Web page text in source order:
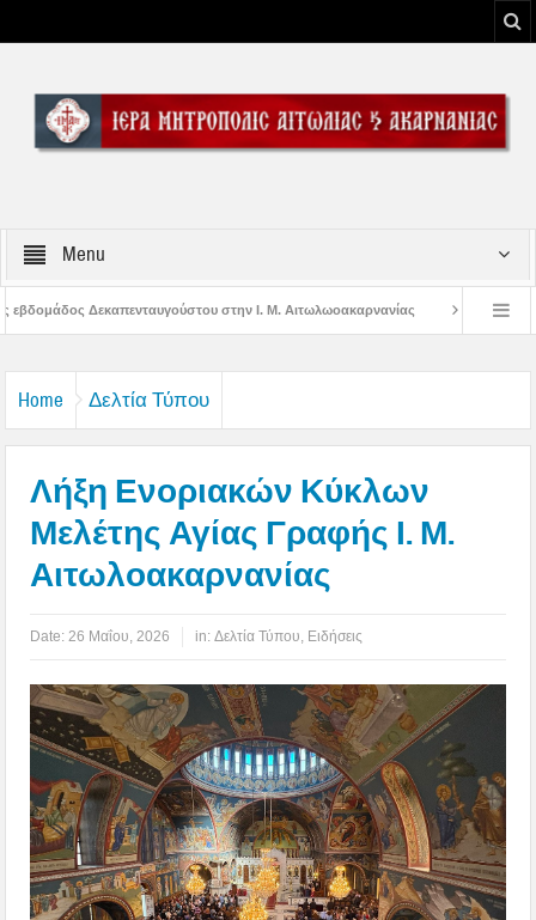
Menu
στην Ι. Μ. Αιτωλωοακαρνανίας Μήνυμα Σεβασμιωτάτου
Home Δελτία Τύπου
Λήξη Ενοριακών Κύκλων
Μελέτης Αγίας Γραφής Ι. Μ.
Αιτωλοακαρνανίας
Date: 26 Μαΐου, 2026 in:Δελτία Τύπου Ειδήσεις